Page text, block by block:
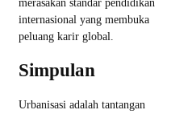
merasakan standar pendidikan
internasional yang membuka
peluang karir global.
Simpulan
Urbanisasi adalah tantangan